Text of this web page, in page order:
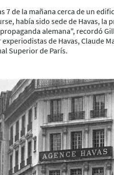
7 de la mañana cerca de un
había sido sede de Havas,
alemana", recordó
de Havas, Claude
Superior de París.